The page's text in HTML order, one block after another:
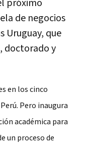
próximo
de negocios
Uruguay, que
doctorado y
en los cinco
Pero inaugura
académica para
un proceso de